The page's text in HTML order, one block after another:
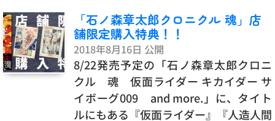
「石ノ森章太郎クロニクル 魂」店
舗限定購入特典！！
2018年8月16日 公開
8/22発売予定の「石ノ森章太郎クロニ
クル 魂 仮面ライダー キカイダー サ
イボーグ009 and more.」に、タイト
ルにもある『仮面ライダー』『人造人間